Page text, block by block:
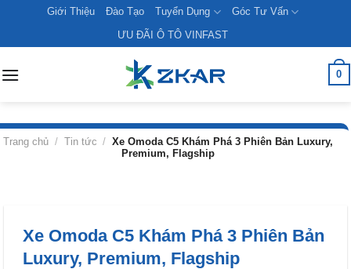
content
Giới Thiệu Đào Tạo Tuyển Dụng
Góc Tư Vấn
ƯU ĐÃI Ô TÔ VINFAST
0
Trang chủ / Tin tức / Xe Omoda C5 Khám Phá 3 Phiên Bản Luxury,
Premium, Flagship
Xe Omoda C5 Khám Phá 3 Phiên Bản
Luxury, Premium, Flagship